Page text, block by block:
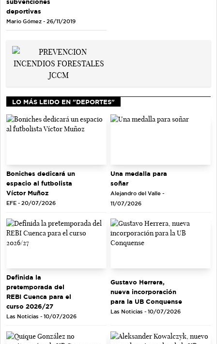
subvenciones
deportivas
Mario Gómez - 26/11/2019
LO MÁS LEIDO EN "DEPORTES"
Boniches dedicará un
espacio al futbolista
Víctor Muñoz
EFE - 20/07/2026
Una medalla para
soñar
Alejandro del Valle -
11/07/2026
Definida la
pretemporada del
REBI Cuenca para el
curso 2026/27
Las Noticias - 10/07/2026
Gustavo Herrera,
nueva incorporación
para la UB Conquense
Las Noticias - 10/07/2026